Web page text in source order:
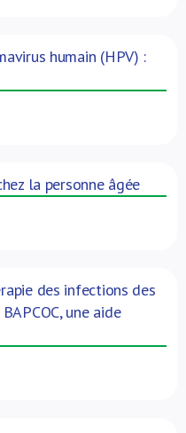
humain (HPV) :
la personne âgée
des infections des
une aide